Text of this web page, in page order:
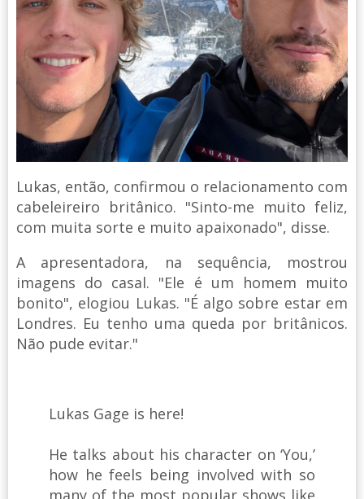
Lukas, então, confirmou o relacionamento com
cabeleireiro britânico. "Sinto-me muito feliz,
com muita sorte e muito apaixonado", disse.
A apresentadora, na sequência, mostrou
imagens do casal. "Ele é um homem muito
bonito", elogiou Lukas. "É algo sobre estar em
Londres. Eu tenho uma queda por britânicos.
Não pude evitar."
Lukas Gage is here!
He talks about his character on ‘You,’
how he feels being involved with so
many of the most popular shows like